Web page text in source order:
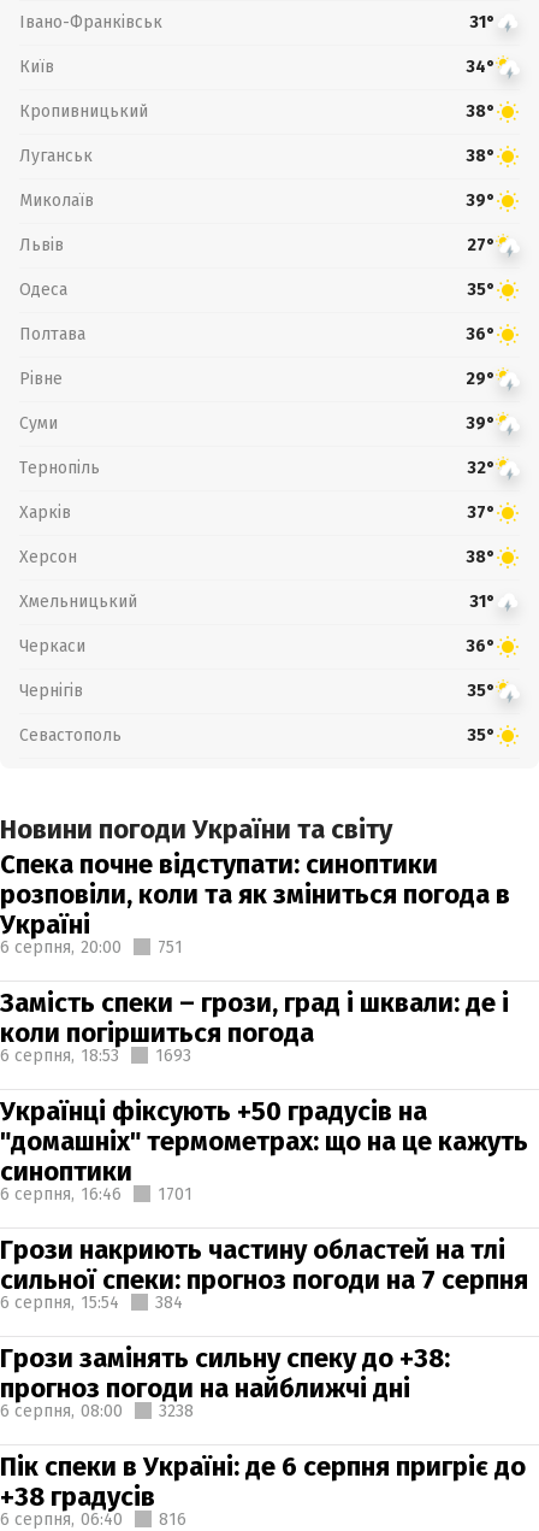
Івано-Франківськ 31°
Київ 34°
Кропивницький 38°
Луганськ 38°
Миколаїв 39°
Львів 27°
Одеса 35°
Полтава 36°
Рівне 29°
Суми 39°
Тернопіль 32°
Харків 37°
Херсон 38°
Хмельницький 31°
Черкаси 36°
Чернігів 35°
Севастополь 35°
Новини погоди України та світу
Спека почне відступати: синоптики
розповіли, коли та як зміниться погода в
Україні
6 серпня, 20:00 751
Замість спеки – грози, град і шквали: де і
коли погіршиться погода
6 серпня, 18:53 1693
Українці фіксують +50 градусів на
"домашніх" термометрах: що на це кажуть
синоптики
6 серпня, 16:46 1701
Грози накриють частину областей на тлі
сильної спеки: прогноз погоди на 7 серпня
6 серпня, 15:54 384
Грози замінять сильну спеку до +38:
прогноз погоди на найближчі дні
6 серпня, 08:00 3238
Пік спеки в Україні: де 6 серпня пригріє до
+38 градусів
6 серпня, 06:40 816